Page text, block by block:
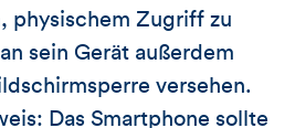
physischem Zugriff zu
sein Gerät außerdem
versehen.
Das Smartphone sollte